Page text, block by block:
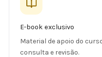
E-book exclusivo
Material de apoio do
consulta e revisão.